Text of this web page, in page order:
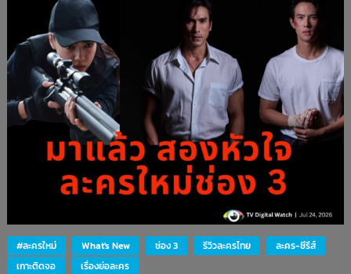
#ละครใหม่ What's New ช่อง 3 รีวิวละครไทย
ละคร-ซีรีส์
เกาะติดจอ
เรื่องย่อละคร